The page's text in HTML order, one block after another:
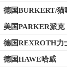
解版继电器
德国BURKERT/猫
免费下载电磁阀
美国PARKER派克
德国REXROTH力
德国HAWE哈威